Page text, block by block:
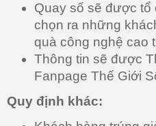
Quay số sẽ được tổ
chọn ra những
quà công nghệ cao
Thông tin sẽ được
Fanpage Thế Giới
Quy định khác: